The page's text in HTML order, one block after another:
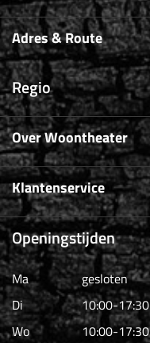
Adres & Route
Regio
Over Woontheater
Klantenservice
Openingstijden
Ma
gesloten
Di
10:00-17:30
Wo
10:00-17:30